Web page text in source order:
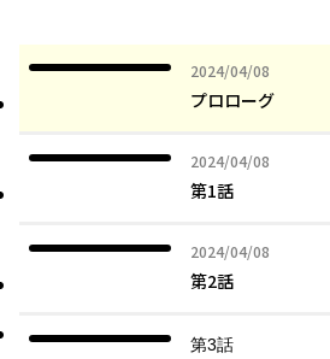
の過酷すぎる世界で生き残るためにも
ストーリー!!
2024/04/08
2024年04月08日
プロローグ
2024/04/08
2024年04月08日
第1話
2024/04/08
2024年04月08日
第2話
第3話